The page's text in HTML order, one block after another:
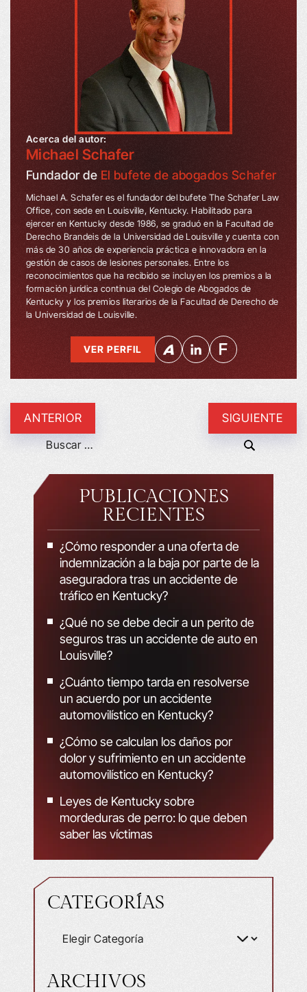
Acerca del autor:
Michael Schafer
Fundador de El bufete de abogados Schafer
Michael A. Schafer es el fundador del bufete The Schafer Law
Office, con sede en Louisville, Kentucky. Habilitado para
ejercer en Kentucky desde 1986, se graduó en la Facultad de
Derecho Brandeis de la Universidad de Louisville y cuenta con
más de 30 años de experiencia práctica e innovadora en la
gestión de casos de lesiones personales. Entre los
reconocimientos que ha recibido se incluyen los premios a la
formación jurídica continua del Colegio de Abogados de
Kentucky y los premios literarios de la Facultad de Derecho de
la Universidad de Louisville.
VER PERFIL
ANTERIOR SIGUIENTE
PUBLICACIONES
RECIENTES
¿Cómo responder a una oferta de
indemnización a la baja por parte de la
aseguradora tras un accidente de
tráfico en Kentucky?
¿Qué no se debe decir a un perito de
seguros tras un accidente de auto en
Louisville?
¿Cuánto tiempo tarda en resolverse
un acuerdo por un accidente
automovilístico en Kentucky?
¿Cómo se calculan los daños por
dolor y sufrimiento en un accidente
automovilístico en Kentucky?
Leyes de Kentucky sobre
mordeduras de perro: lo que deben
saber las víctimas
CATEGORÍAS
ARCHIVOS